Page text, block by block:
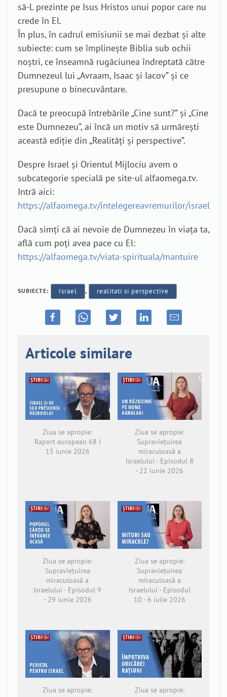
să-L prezinte pe Isus Hristos unui popor care nu
crede în El.
În plus, în cadrul emisiunii se mai dezbat și alte
subiecte: cum se împlinește Biblia sub ochii
noștri, ce înseamnă rugăciunea îndreptată către
Dumnezeul lui „Avraam, Isaac și Iacov” și ce
presupune o binecuvântare.
Dacă te preocupă întrebările „Cine sunt?” și „Cine
este Dumnezeu”, ai încă un motiv să urmărești
această ediție din „Realități și perspective”.
Despre Israel și Orientul Mijlociu avem o
subcategorie specială pe site-ul alfaomega.tv.
Intră aici:
https://alfaomega.tv/intelegereavremurilor/israel
Dacă simți că ai nevoie de Dumnezeu în viața ta,
află cum poți avea pace cu El:
https://alfaomega.tv/viata-spirituala/mantuire
SUBIECTE: Israel , realitati si perspective
Articole similare
Ziua se apropie:
Raport european 68 l
15 iunie 2026
Ziua se apropie:
Supraviețuirea
miraculoasă a
Israelului - Episodul 8
- 22 iunie 2026
Ziua se apropie:
Supraviețuirea
miraculoasă a
Israelului - Episodul 9
- 29 iunie 2026
Ziua se apropie:
Supraviețuirea
miraculoasă a
Israelului - Episodul
10 - 6 iulie 2026
Ziua se apropie:
Ziua se apropie: